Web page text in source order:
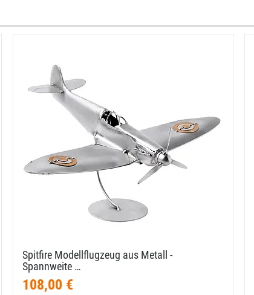
Spitfire Modellflugzeug aus Metall -
Spannweite …
108,00 €